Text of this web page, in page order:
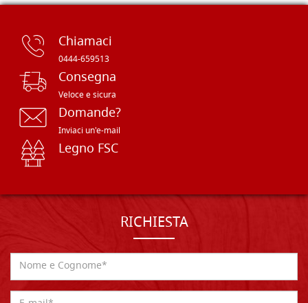
Chiamaci
0444-659513
Consegna
Veloce e sicura
Domande?
Inviaci un'e-mail
Legno FSC
RICHIESTA